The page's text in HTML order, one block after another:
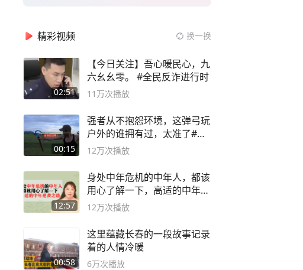
精彩视频 换一换
02:51
【今日关注】吾心暖民心，九
六幺幺零。 #全民反诈进行时
11万次播放
00:15
强者从不抱怨环境，这弹弓玩
户外的谁拥有过，太准了#弹
弓#户外
12万次播放
12:57
身处中年危机的中年人，都该
用心了解一下，高适的中年逆
袭之路
12万次播放
00:58
这里蕴藏长春的一段故事记录
着的人情冷暖
6万次播放